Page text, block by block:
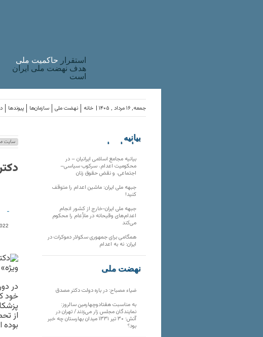
استقرار حاکميت ملی
هدف نهضت ملی ایران
است
پیوندها سازمان‌ها نهضت ملی خانه جمعه, ۱۶ مرداد , ۱۴۰۵ |
سایت
-
در
خود
از
بیانیه
سازمان‌های
بیانیه مجامع اسلامی ایرانیان – در
محکومیت اعدام، سرکوب سیاسی–
اجتماعی، و نقض حقوق زنان
جبهه ملی ایران: ماشین اعدام را متوقف
کنید!
جبهه ملی ایران-خارج از کشور انجام
اعدام‌های وقیحانه در ملأِعام را محکوم
می‌کند
همگامی برای جمهوری سکولار دموکرات در
ایران: نه به اعدام
نهضت ملی
ضیاء مصباح: در باره دولت دکتر مصدق
به مناسبت هفتادوچهارمین سالروز:
نمایندگان مجلس زار می‌زدند/ تهران در
آتش؛ ۳۰ تیر ۱۳۳۱ میدان بهارستان چه خبر
بود؟